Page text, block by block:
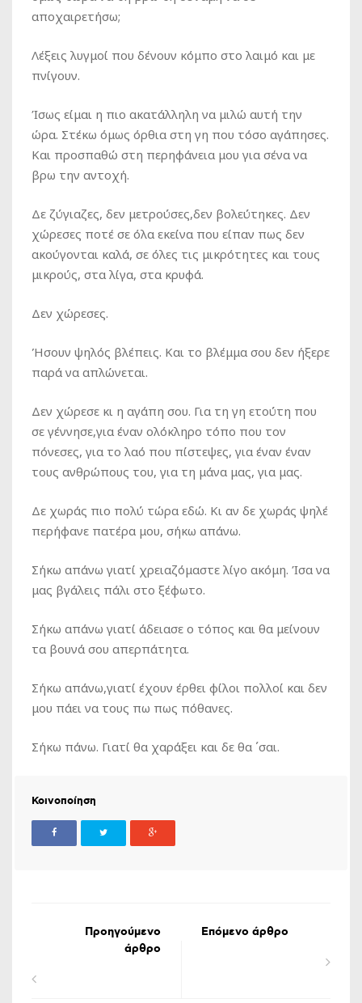
αποχαιρετήσω;
Λέξεις λυγμοί που δένουν κόμπο στο λαιμό και με
πνίγουν.
Ίσως είμαι η πιο ακατάλληλη να μιλώ αυτή την
ώρα. Στέκω όμως όρθια στη γη που τόσο αγάπησες.
Και προσπαθώ στη περηφάνεια μου για σένα να
βρω την αντοχή.
Δε ζύγιαζες, δεν μετρούσες,δεν βολεύτηκες. Δεν
χώρεσες ποτέ σε όλα εκείνα που είπαν πως δεν
ακούγονται καλά, σε όλες τις μικρότητες και τους
μικρούς, στα λίγα, στα κρυφά.
Δεν χώρεσες.
Ήσουν ψηλός βλέπεις. Και το βλέμμα σου δεν ήξερε
παρά να απλώνεται.
Δεν χώρεσε κι η αγάπη σου. Για τη γη ετούτη που
σε γέννησε,για έναν ολόκληρο τόπο που τον
πόνεσες, για το λαό που πίστεψες, για έναν έναν
τους ανθρώπους του, για τη μάνα μας, για μας.
Δε χωράς πιο πολύ τώρα εδώ. Κι αν δε χωράς ψηλέ
περήφανε πατέρα μου, σήκω απάνω.
Σήκω απάνω γιατί χρειαζόμαστε λίγο ακόμη. Ίσα να
μας βγάλεις πάλι στο ξέφωτο.
Σήκω απάνω γιατί άδειασε ο τόπος και θα μείνουν
τα βουνά σου απερπάτητα.
Σήκω απάνω,γιατί έχουν έρθει φίλοι πολλοί και δεν
μου πάει να τους πω πως πόθανες.
Σήκω πάνω. Γιατί θα χαράξει και δε θα ΄σαι.
Κοινοποίηση
Προηγούμενο
άρθρο
Επόμενο άρθρο